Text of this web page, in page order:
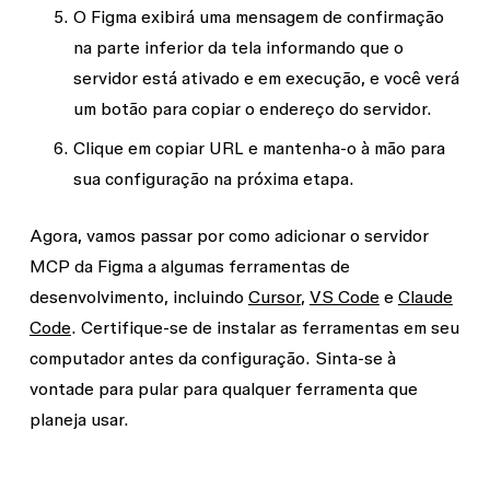
O Figma exibirá uma mensagem de confirmação
na parte inferior da tela informando que o
servidor está ativado e em execução, e você verá
um botão para copiar o endereço do servidor.
Clique em copiar URL e mantenha-o à mão para
sua configuração na próxima etapa.
Agora, vamos passar por como adicionar o servidor
MCP da Figma a algumas ferramentas de
desenvolvimento, incluindo Cursor, VS Codee Claude
Code. Certifique-se de instalar as ferramentas em seu
computador antes da configuração. Sinta-se à
vontade para pular para qualquer ferramenta que
planeja usar.